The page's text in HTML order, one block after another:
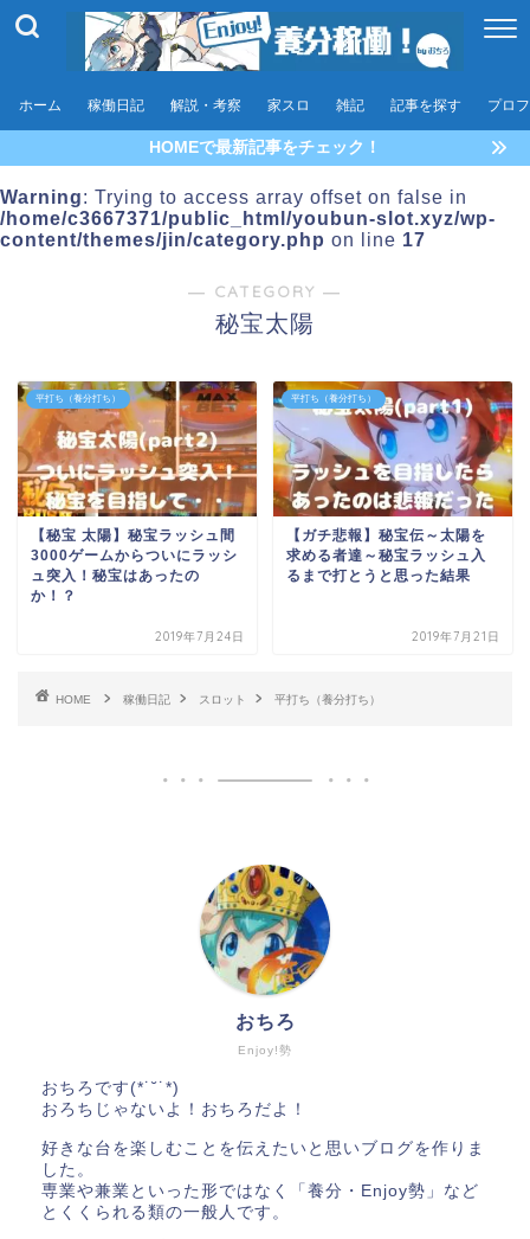
ホーム 稼働日記 解説・考察 家スロ 雑記 記事を探す プロ
HOMEで最新記事をチェック！
Warning: Trying to access array offset on false in
/home/c3667371/public_html/youbun-slot.xyz/wp-
content/themes/jin/category.php on line 17
― CATEGORY ―
秘宝太陽
平打ち（養分打ち）
【秘宝 太陽】秘宝ラッシュ間
3000ゲームからついにラッシ
ュ突入！秘宝はあったの
か！？
2019年7月24日
平打ち（養分打ち）
【ガチ悲報】秘宝伝～太陽を
求める者達～秘宝ラッシュ入
るまで打とうと思った結果
2019年7月21日
HOME 稼働日記 スロット 平打ち（養分打ち）
Enjoy!勢
おちろ
おちろです(*˙˘˙*)
おろちじゃないよ！おちろだよ！
好きな台を楽しむことを伝えたいと思いブログを作りま
した。
専業や兼業といった形ではなく「養分・Enjoy勢」など
とくくられる類の一般人です。